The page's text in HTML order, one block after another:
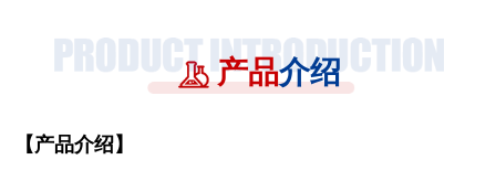
产品介绍
【产品介绍】